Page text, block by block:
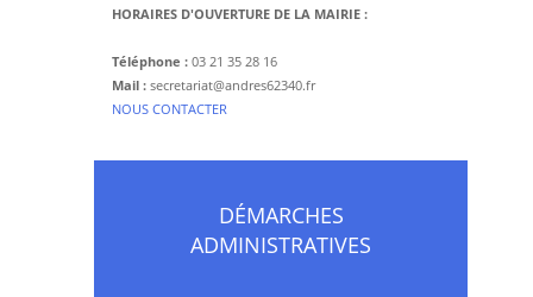
HORAIRES D'OUVERTURE DE LA MAIRIE :
Téléphone : 03 21 35 28 16
Mail : secretariat@andres62340.fr
​NOUS CONTACTER
DÉMARCHES
ADMINISTRATIVES